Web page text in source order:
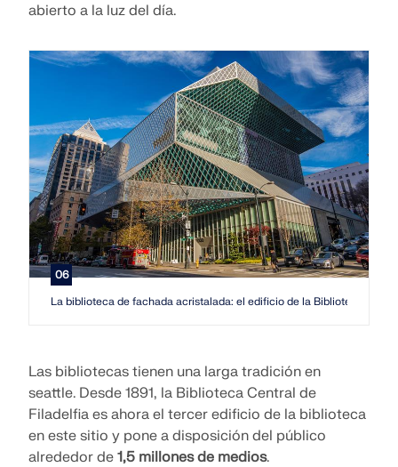
abierto a la luz del día.
06
La biblioteca de fachada acristalada: el edificio de la Biblioteca
Las bibliotecas tienen una larga tradición en
seattle. Desde 1891, la Biblioteca Central de
Filadelfia es ahora el tercer edificio de la biblioteca
en este sitio y pone a disposición del público
alrededor de 1,5 millones de medios.